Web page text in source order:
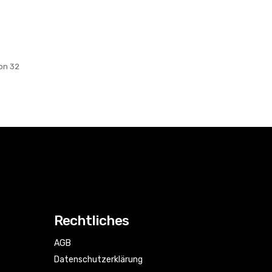
32
Rechtliches
AGB
Datenschutzerklärung